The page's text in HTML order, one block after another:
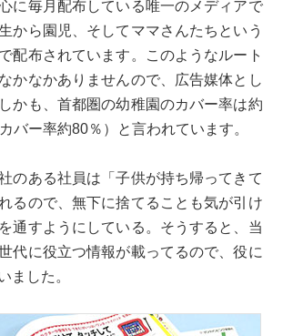
に毎月配布している唯一のメディアで
から園児、そしてママさんたちという
配布されています。このようなルート
かなかありませんので、広告媒体とし
かも、首都圏の幼稚園のカバー率は約
バー率約80％）と言われています。
のある社員は「子供が持ち帰ってきて
るので、無下に捨てることも気が引け
通すようにしている。そうすると、当
代に役立つ情報が載ってるので、役に
ました。